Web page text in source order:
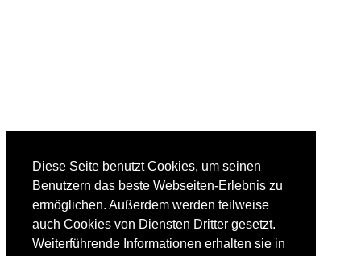
Diese Seite benutzt Cookies, um seinen
Benutzern das beste Webseiten-Erlebnis zu
ermöglichen. Außerdem werden teilweise
auch Cookies von Diensten Dritter gesetzt.
Weiterführende Informationen erhalten sie in